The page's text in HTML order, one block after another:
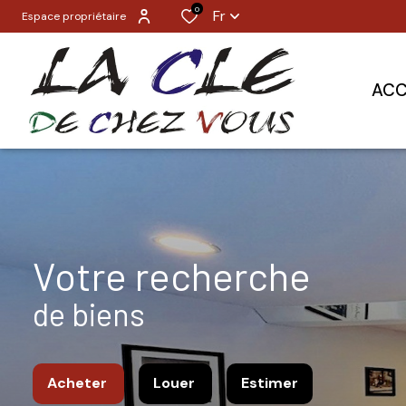
Espace propriétaire
0 Fr
votre recherche
de biens
Acheter Louer Estimer